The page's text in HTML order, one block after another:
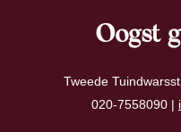
Oogst
Tweede
020-7558090 |